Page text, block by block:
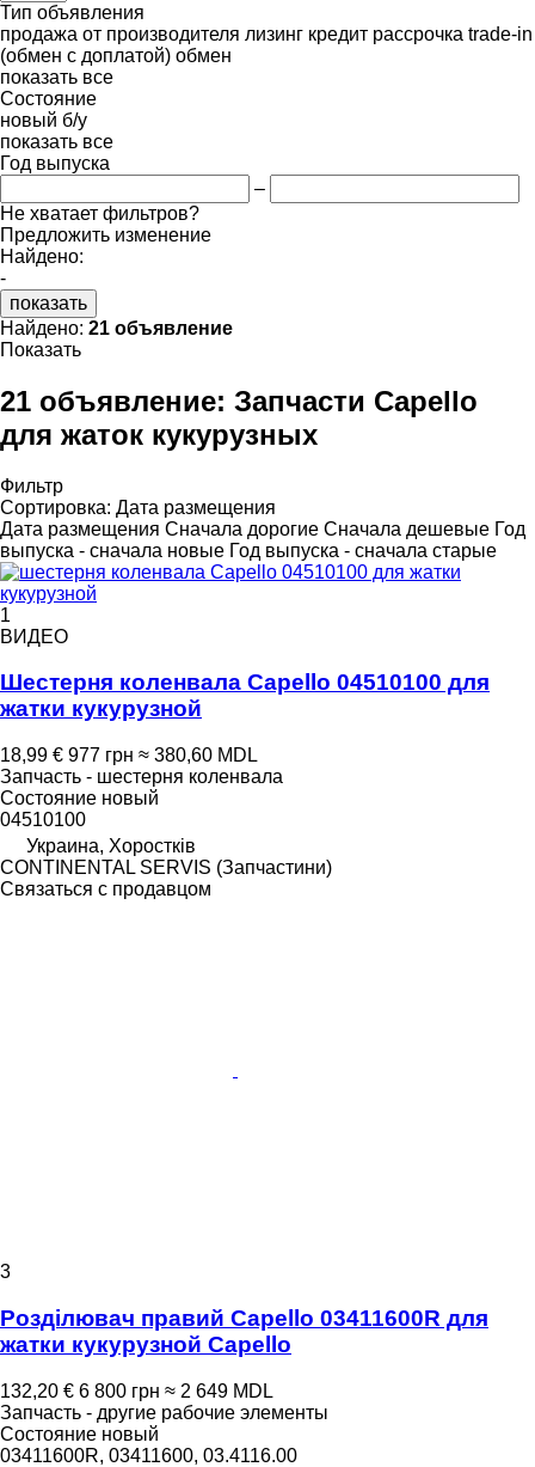
Тип объявления
продажа от производителя лизинг кредит рассрочка trade-in
(обмен с доплатой) обмен
показать все
Состояние
новый б/у
показать все
Год выпуска
–
Не хватает фильтров?
Предложить изменение
Найдено:
-
показать
Найдено: 21 объявление
Показать
21 объявление: Запчасти Capello
для жаток кукурузных
Фильтр
Сортировка: Дата размещения
Дата размещения Сначала дорогие Сначала дешевые Год
выпуска - сначала новые Год выпуска - сначала старые
1
ВИДЕО
Шестерня коленвала Capello 04510100 для
жатки кукурузной
18,99 € 977 грн ≈ 380,60 MDL
Запчасть - шестерня коленвала
Состояние новый
04510100
Украина, Хоростків
CONTINENTAL SERVIS (Запчастини)
Связаться с продавцом
3
Розділювач правий Capello 03411600R для
жатки кукурузной Capello
132,20 € 6 800 грн ≈ 2 649 MDL
Запчасть - другие рабочие элементы
Состояние новый
03411600R, 03411600, 03.4116.00